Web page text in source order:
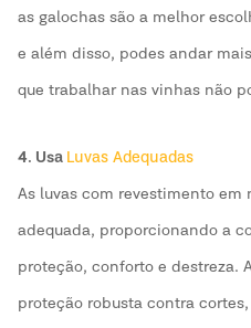
as galochas são a melhor
e além disso, podes andar
que trabalhar nas vinhas não
4. Usa Luvas Adequadas
As luvas com revestimento em
adequada, proporcionando a
proteção, conforto e destreza.
proteção robusta contra